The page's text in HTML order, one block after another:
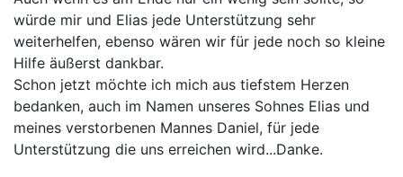
würde mir und Elias jede Unterstützung sehr
weiterhelfen, ebenso wären wir für jede noch so kleine
Hilfe äußerst dankbar.
Schon jetzt möchte ich mich aus tiefstem Herzen
bedanken, auch im Namen unseres Sohnes Elias und
meines verstorbenen Mannes Daniel, für jede
Unterstützung die uns erreichen wird...Danke.